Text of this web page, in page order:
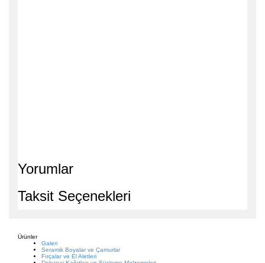
Yorumlar
Taksit Seçenekleri
Ürünler
Galeri
Seramik Boyalar ve Çamurlar
Fırçalar ve El Aletleri